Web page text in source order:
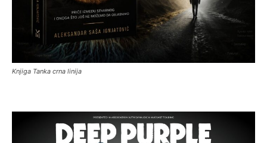
Knjiga Tanka crna linija